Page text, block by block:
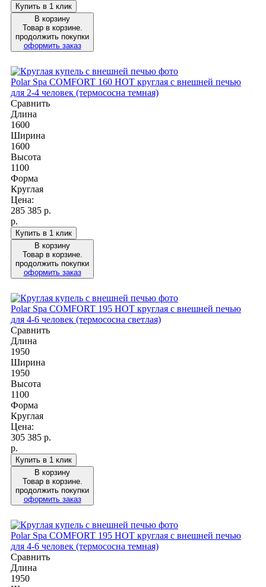
Купить в 1 клик
В корзину
Товар в корзине.
продолжить покупки
оформить заказ
Polar Spa COMFORT 160 HOT круглая с внешней печью
для 2-4 человек (термососна темная)
Сравнить
Длина
1600
Ширина
1600
Высота
1100
Форма
Круглая
Цена:
285 385 р.
р.
Купить в 1 клик
В корзину
Товар в корзине.
продолжить покупки
оформить заказ
Polar Spa COMFORT 195 HOT круглая с внешней печью
для 4-6 человек (термососна светлая)
Сравнить
Длина
1950
Ширина
1950
Высота
1100
Форма
Круглая
Цена:
305 385 р.
р.
Купить в 1 клик
В корзину
Товар в корзине.
продолжить покупки
оформить заказ
Polar Spa COMFORT 195 HOT круглая с внешней печью
для 4-6 человек (термососна темная)
Сравнить
Длина
1950